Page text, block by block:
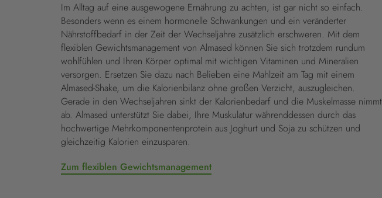
Im Alltag auf eine ausgewogene Ernährung zu achten, ist gar nicht so einfach.
Besonders wenn es einem hormonelle Schwankungen und ein veränderter
Nährstoffbedarf in der Zeit der Wechseljahre zusätzlich erschweren. Mit dem
flexiblen Gewichtsmanagement von Almased können Sie sich trotzdem rundum
wohlfühlen und Ihren Körper optimal mit wichtigen Vitaminen und Mineralien
versorgen. Ersetzen Sie dazu nach Belieben eine Mahlzeit am Tag mit einem
Almased-Shake, um die Kalorienbilanz ohne großen Verzicht, auszugleichen.
Gerade in den Wechseljahren sinkt der Kalorienbedarf und die Muskelmasse nimmt
ab. Almased unterstützt Sie dabei, Ihre Muskulatur währenddessen durch das
hochwertige Mehrkomponentenprotein aus Joghurt und Soja zu schützen und
gleichzeitig Kalorien einzusparen.
Zum flexiblen Gewichtsmanagement